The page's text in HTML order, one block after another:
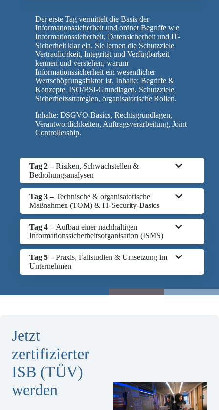
Der erste Tag vermittelt die Basis der
Informationssicherheit und ordnet Begriffe wie
Informationssicherheit, Datensicherheit und IT-
Sicherheit klar ein. Sie lernen die Schutzziele
Vertraulichkeit, Integrität und Verfügbarkeit
kennen und verstehen, warum
Informationssicherheit ein wesentlicher
Wertschöpfungsfaktor ist. Inhalte: Begriffe &
Konzepte, ISO/BSI-Grundlagen, Schutzziele,
Sicherheitsstrategien, organisatorische Rollen.
Inhalte: DSGVO-Basics, Rechtsgrundlagen,
Verantwortlichkeiten, Auftragsverarbeitung, Joint
Controllership.
Tag 2 –Risiken, Schwachstellen &
Bedrohungsanalysen
Tag 3 –Technische & organisatorische
Maßnahmen (TOM) & IT-Security-Basics
Tag 4 – Aufbau einer nachhaltigen
Informationssicherheitsorganisation (ISMS)
Tag 5 –Praxis, Fallstudien & Umsetzung im
Unternehmen
Jetzt
zertifizierter
ISB (TÜV)
werden